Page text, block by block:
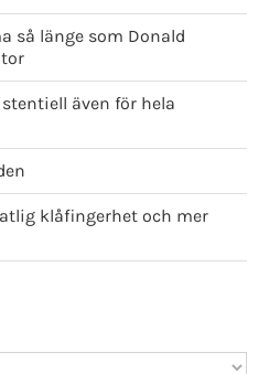
så länge som Donald
även för hela
klåfingerhet och mer